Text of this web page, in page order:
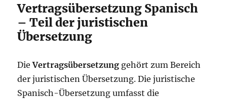
Vertragsübersetzung Spanisch
– Teil der juristischen
Übersetzung
DieVertragsübersetzung gehört zum Bereich
der juristischen Übersetzung. Die juristische
Spanisch-Übersetzung umfasst die